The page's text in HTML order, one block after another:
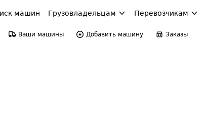
машин Грузовладельцам Перевозчикам
Ваши машины Добавить машину Заказы